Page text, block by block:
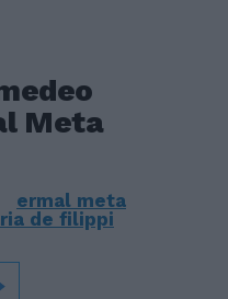
Meta
ermal meta
de filippi